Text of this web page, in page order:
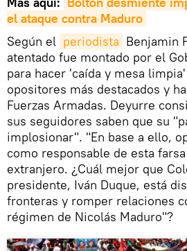
el ataque contra Maduro
Según el periodista Benjamin
atentado fue montado por el
para hacer 'caída y mesa
opositores más destacados y
Fuerzas Armadas. Deyurre
sus seguidores saben que su
implosionar". "En base a ello,
como responsable de esta
extranjero. ¿Cuál mejor que
presidente, Iván Duque, está
fronteras y romper relaciones
régimen de Nicolás Maduro"?